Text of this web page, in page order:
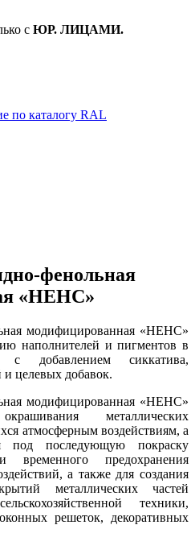
с ЮР. ЛИЦАМИ.
по каталогу RAL
фенольная
«НЕНС»
модифицированная «НЕНС»
наполнителей и пигментов в
с добавлением сиккатива,
и целевых добавок.
модифицированная «НЕНС»
металлических
атмосферным воздействиям, а
последующую покраску
предохранения
а также для создания
металлических частей
техники,
решеток, декоративных